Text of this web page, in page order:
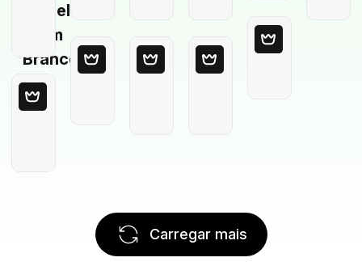
Modelo
em
Branco
Carregar mais